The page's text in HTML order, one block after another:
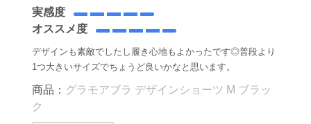
実感度
オススメ度
デザインも素敵でしたし履き心地もよかったです◎普段より
1つ大きいサイズでちょうど良いかなと思います。
商品： グラモアブラ デザインショーツ M ブラッ
ク